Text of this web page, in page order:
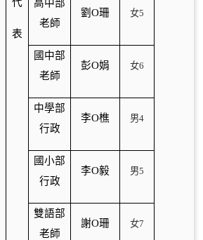
表
高中部
老師
劉O珊 女5
國中部
老師
彭O娟 女6
中學部
行政
李O樵 男4
國小部
行政
李O毅 男5
雙語部
老師
謝O珊 女7